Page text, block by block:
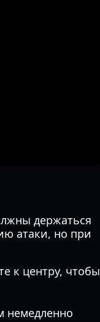
держаться
атаки, но при
к центру, чтобы
немедленно